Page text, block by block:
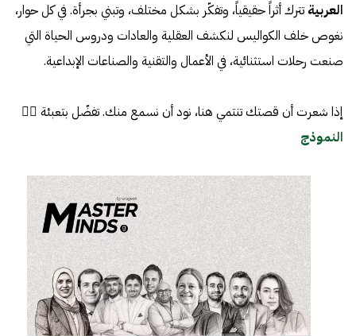
العربية تترك أثراً حقيقياً، وتفكّر بشكل مختلف، وتبني بجرأة. في كل حوار،
نغوص خلف الكواليس لنكشف العقلية والعادات ودروس الحياة التي
صنعت رحلات استثنائية، في الأعمال والتقنية والصناعات الإبداعية.
إذا شعرت أن قصتك تنتمي هنا، نود أن نسمع منك. تفضّل بتعبئة 👈🏼
النموذج